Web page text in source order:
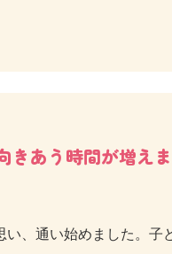
きあう時間が増え
、通い始めました。